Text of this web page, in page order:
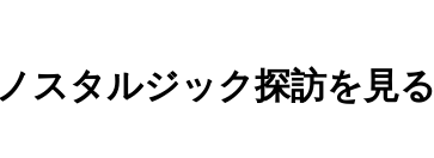
ノスタルジック探訪を見る